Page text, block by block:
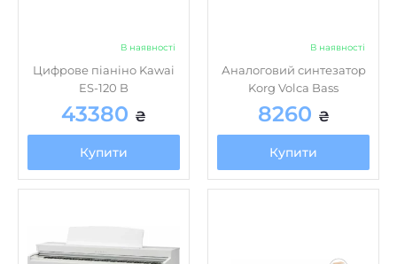
В наявності
Цифрове піаніно Kawai
ES-120 B
43380 ₴
Купити
В наявності
Аналоговий синтезатор
Korg Volca Bass
8260 ₴
Купити